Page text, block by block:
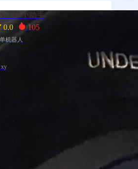
工单小助手
0.0
105
机器人
xy